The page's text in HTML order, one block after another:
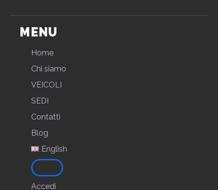
MENU
Home
Chi siamo
VEICOLI
SEDI
Contatti
Blog
English
Accedi